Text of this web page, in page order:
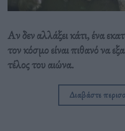
Αν δεν αλλάξει κάτι, ένα
τον κόσμο είναι πιθανό να
τέλος του αιώνα.
Διαβάστε